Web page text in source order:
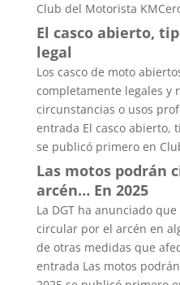
Club del Motorista
El casco abierto,
legal
Los casco de moto
completamente legales y
circunstancias o usos
entrada El casco abierto,
se publicó primero en
Las motos podrán
arcén… En 2025
La DGT ha anunciado
circular por el arcén en
de otras medidas que
entrada Las motos